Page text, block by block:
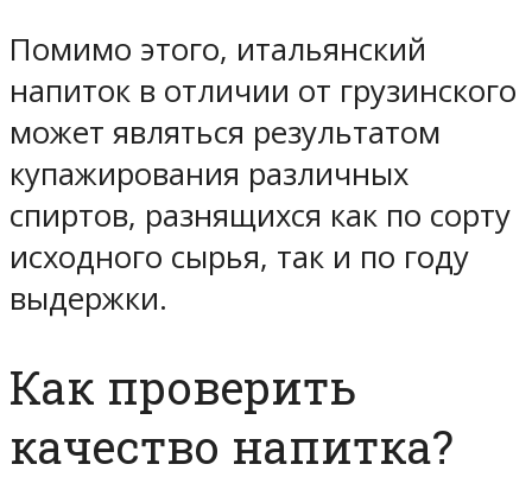
Помимо этого, итальянский
напиток в отличии от грузинского
может являться результатом
купажирования различных
спиртов, разнящихся как по сорту
исходного сырья, так и по году
выдержки.
Как проверить
качество напитка?